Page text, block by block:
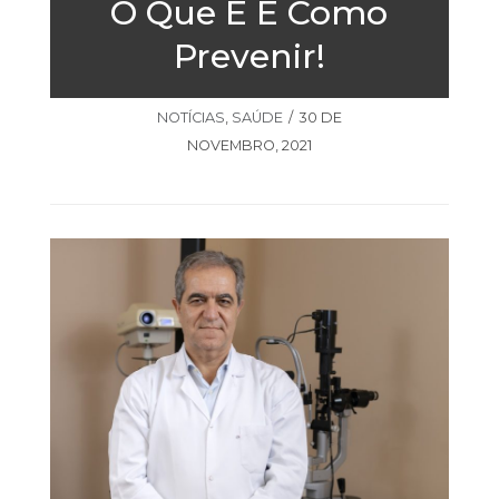
O Que É E Como
Prevenir!
NOTÍCIAS SAÚDE
30 DE
NOVEMBRO, 2021